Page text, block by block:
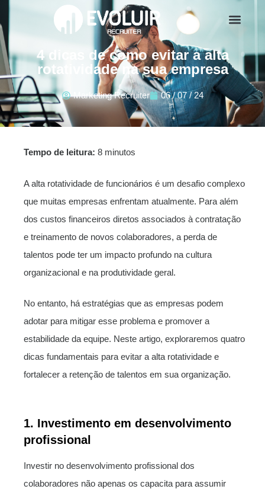
4 dicas de como evitar a alta
rotatividade na sua empresa
Marketing Recruiter 06 / 07 / 24
Tempo de leitura: 8 minutos
A alta rotatividade de funcionários é um desafio complexo
que muitas empresas enfrentam atualmente. Para além
dos custos financeiros diretos associados à contratação
e treinamento de novos colaboradores, a perda de
talentos pode ter um impacto profundo na cultura
organizacional e na produtividade geral.
No entanto, há estratégias que as empresas podem
adotar para mitigar esse problema e promover a
estabilidade da equipe. Neste artigo, exploraremos quatro
dicas fundamentais para evitar a alta rotatividade e
fortalecer a retenção de talentos em sua organização.
1. Investimento em desenvolvimento
profissional
Investir no desenvolvimento profissional dos
colaboradores não apenas os capacita para assumir